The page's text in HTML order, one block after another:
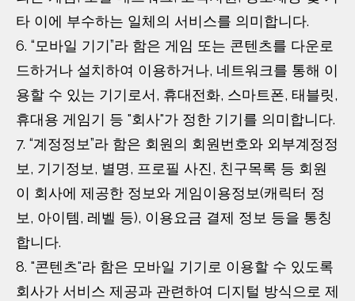
타 이에 부수하는 일체의 서비스를 의미합니다.
6. “모바일 기기”라 함은 게임 또는 콘텐츠를 다운로
드하거나 설치하여 이용하거나, 네트워크를 통해 이
용할 수 있는 기기로서, 휴대전화, 스마트폰, 태블릿,
휴대용 게임기 등 "회사"가 정한 기기를 의미합니다.
7. “계정정보”라 함은 회원의 회원번호와 외부계정정
보, 기기정보, 별명, 프로필 사진, 친구목록 등 회원
이 회사에 제공한 정보와 게임이용정보(캐릭터 정
보, 아이템, 레벨 등), 이용요금 결제 정보 등을 통칭
합니다.
8. "콘텐츠"라 함은 모바일 기기로 이용할 수 있도록
회사가 서비스 제공과 관련하여 디지털 방식으로 제